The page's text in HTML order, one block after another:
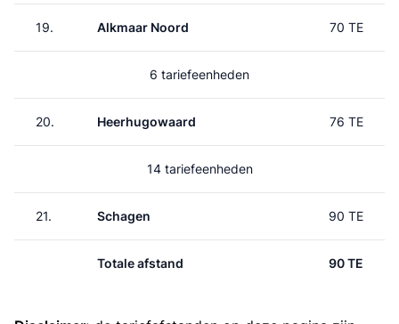
19. Alkmaar Noord 70 TE
6 tariefeenheden
20. Heerhugowaard 76 TE
14 tariefeenheden
21. Schagen 90 TE
Totale afstand 90 TE